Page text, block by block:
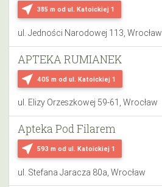
near_me 385 m od ul. Katoickiej 1
ul. Jedności Narodowej 113, Wrocław
near_me 405 m od ul. Katoickiej 1
APTEKA RUMIANEK
ul. Elizy Orzeszkowej 59-61, Wrocław
near_me 593 m od ul. Katoickiej 1
Apteka Pod Filarem
ul. Stefana Jaracza 80a, Wrocław